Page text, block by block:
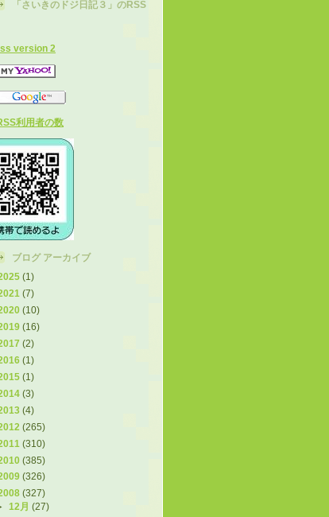
「さいきのドジ日記３」のRSS
ブログ アーカイブ
(1)
(7)
(10)
(16)
(2)
(1)
(1)
(3)
(4)
(265)
(310)
(385)
(326)
(327)
12月(27)